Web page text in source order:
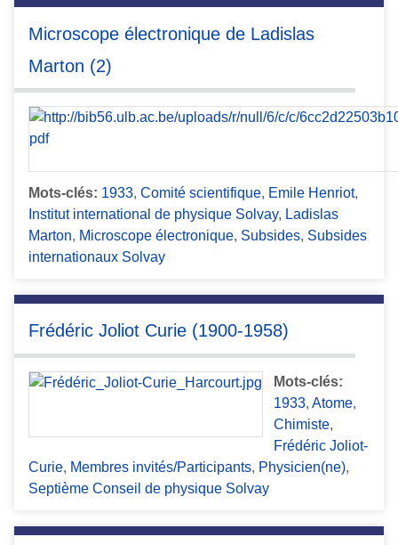
Microscope électronique de Ladislas
Marton (2)
Mots-clés: 1933, Comité scientifique, Emile Henriot,
Institut international de physique Solvay, Ladislas
Marton, Microscope électronique, Subsides, Subsides
internationaux Solvay
Frédéric Joliot Curie (1900-1958)
Mots-clés:
1933, Atome,
Chimiste,
Frédéric Joliot-
Curie, Membres invités/Participants, Physicien(ne),
Septième Conseil de physique Solvay